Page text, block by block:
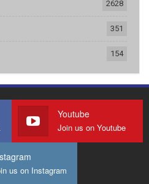
2628
351
154
Youtube
Join us on Youtube
us on Instagram